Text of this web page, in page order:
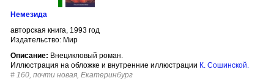
Немезида
авторская книга, 1993 год
Издательство: Мир
Описание: Внецикловый роман.
Иллюстрация на обложке и внутренние иллюстрации К. Сошинской
# 160, почти новая, Екатеринбург